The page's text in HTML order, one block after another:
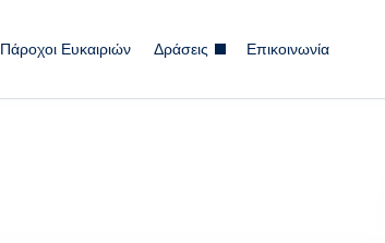
Πάροχοι Ευκαιριών Δράσεις Επικοινωνία